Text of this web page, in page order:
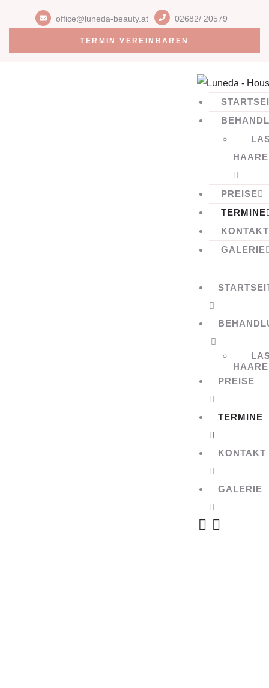
office@luneda-beauty.at 02682/ 20579
TERMIN VEREINBAREN
PREISE
TERMINE
KONTAKT
GALERIE
PREISE
TERMINE
KONTAKT
GALERIE